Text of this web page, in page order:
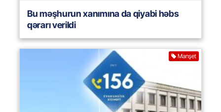
Bu məşhurun xanımına da qiyabi həbs
qərarı verildi
Manşet